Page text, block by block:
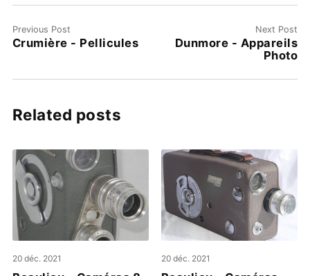
Previous Post
Crumière - Pellicules
Next Post
Dunmore - Appareils
Photo
Related posts
20 déc. 2021 20 déc. 2021